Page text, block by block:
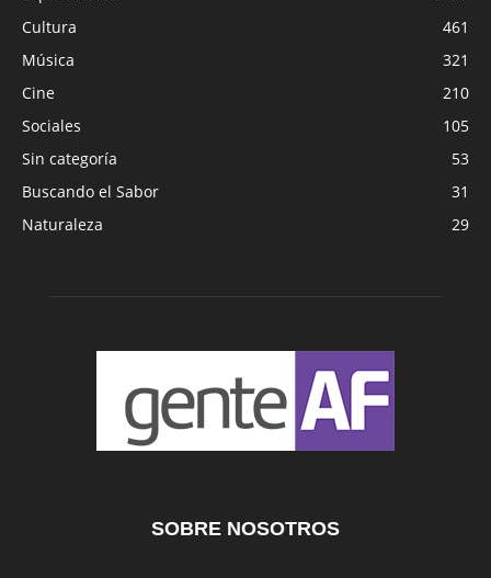
Cultura
461
Música
321
Cine
210
Sociales
105
Sin categoría
53
Buscando el Sabor
31
Naturaleza
29
SOBRE NOSOTROS